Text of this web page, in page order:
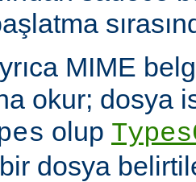
MIME
okur; dosya
olup
dosya